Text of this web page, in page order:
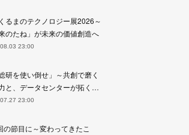
るまのテクノロジー展2026～
来のたね」が未来の価値創造へ
23:00
研を使い倒せ」～共創で磨く
と、データセンターが拓く…
23:00
の節目に～変わってきたこ